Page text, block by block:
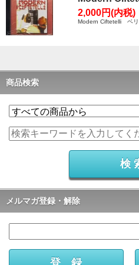
2,000円(内税)
Modern Ciftetelli ベリ
商品検索
メルマガ登録・解除